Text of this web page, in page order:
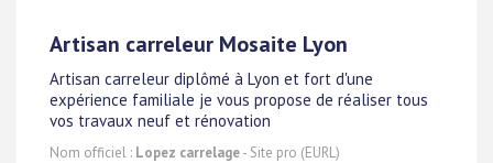
Artisan carreleur Mosaite Lyon
Artisan carreleur diplômé à Lyon et fort d'une
expérience familiale je vous propose de réaliser tous
vos travaux neuf et rénovation
Nom officiel : Lopez carrelage- Site pro (EURL)